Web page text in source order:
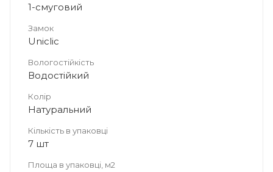
1-смуговий
Замок
Uniclic
Вологостійкість
Водостійкий
Колір
Натуральний
Кількість в упаковці
7 шт
Площа в упаковці, м2